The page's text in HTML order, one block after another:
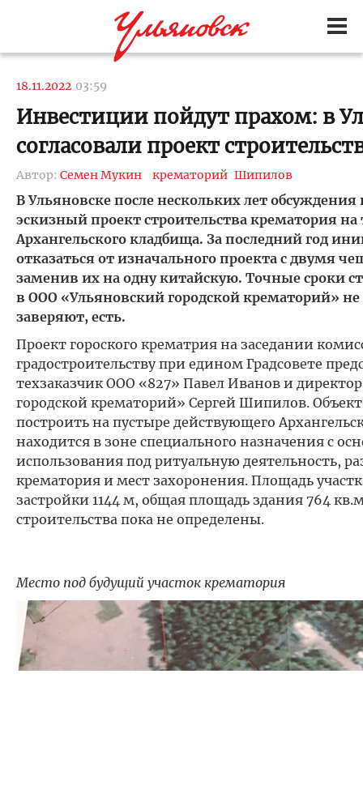
18.11.2022 03:59
Инвестиции пойдут прахом: в
согласовали проект
Автор: Семен Мукин крематорий Шипилов
В Ульяновске после нескольких лет обсуждения
эскизный проект строительства крематория на
Архангельского кладбища. За последний год
отказаться от изначального проекта с двумя
заменив их на одну китайскую. Точные сроки
в ООО «Ульяновский городской крематорий»
заверяют, есть.
Проект гороского крематрия на заседании
градостроительству при едином Градсовете
техзаказчик ООО «827» Павел Иванов и
городской крематорий» Сергей Шипилов.
построить на пустыре действующего
находится в зоне специального назначения с
использования под ритуальную деятельность,
крематория и мест захоронения. Площадь
застройки 1144 м, общая площадь здания 764
строительства пока не определены.
Место под будущий участок крематория